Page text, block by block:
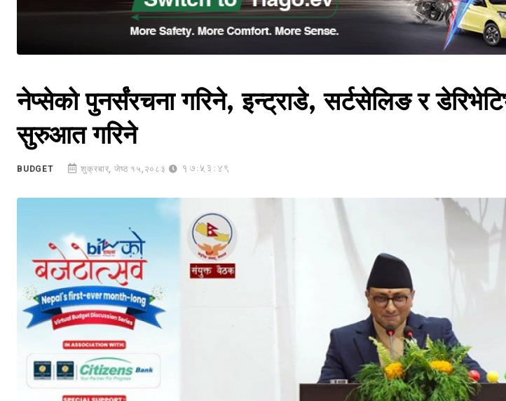
नेप्सेको पुनर्संरचना गरिने, इन्ट्राडे, सर्टसेलिङ र
सुरुआत गरिने
BUDGET शुक्रबार, जेष्ठ १५,२०८३ 17:53:49